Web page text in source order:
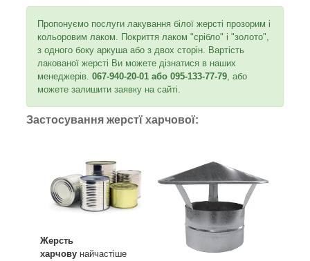
Пропонуємо послуги лакування білої жерсті прозорим і
кольоровим лаком. Покриття лаком "срібло" і "золото",
з одного боку аркуша або з двох сторін. Вартість
лакованої жерсті Ви можете дізнатися в наших
менеджерів. 067-940-20-01 або 095-133-77-79, або
можете залишити заявку на сайті.
Застосування жерстї харчової:
Жерсть
харчову найчастіше